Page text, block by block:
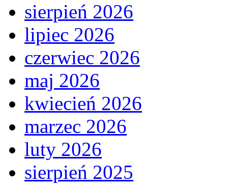
sierpień 2026
lipiec 2026
czerwiec 2026
maj 2026
kwiecień 2026
marzec 2026
luty 2026
sierpień 2025